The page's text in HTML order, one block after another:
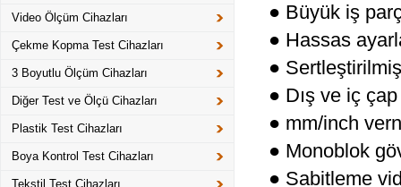
Video Ölçüm Cihazları
Çekme Kopma Test Cihazları
3 Boyutlu Ölçüm Cihazları
Diğer Test ve Ölçü Cihazları
Plastik Test Cihazları
Boya Kontrol Test Cihazları
Tekstil Test Cihazları
● Büyük iş
● Hassas
●
● Dış ve iç
● mm/inch
● Monoblok
● Sabitleme